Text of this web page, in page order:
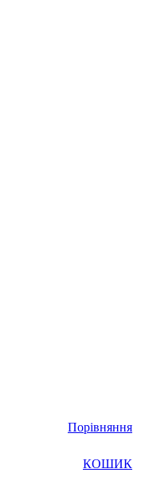
Порівняння
КОШИК